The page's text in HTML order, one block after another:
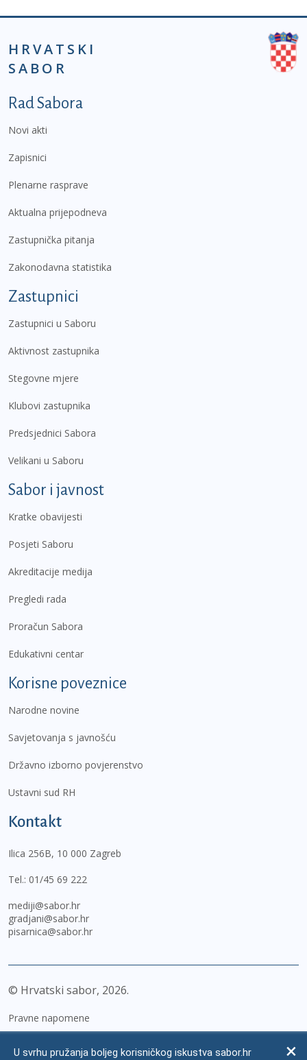
HRVATSKI
SABOR
Podnožje prvi izbornik
Rad Sabora
Novi akti
Zapisnici
Plenarne rasprave
Aktualna prijepodneva
Zastupnička pitanja
Zakonodavna statistika
Zastupnici
Zastupnici u Saboru
Aktivnost zastupnika
Stegovne mjere
Klubovi zastupnika
Predsjednici Sabora
Velikani u Saboru
Sabor i javnost
Kratke obavijesti
Posjeti Saboru
Akreditacije medija
Pregledi rada
Proračun Sabora
Edukativni centar
Korisne poveznice
Narodne novine
Savjetovanja s javnošću
Državno izborno povjerenstvo
Ustavni sud RH
Kontakt
Ilica 256B, 10 000 Zagreb
Tel.: 01/45 69 222
mediji@sabor.hr
gradjani@sabor.hr
pisarnica@sabor.hr
© Hrvatski sabor, 2026
Pravne napomene
U svrhu pružanja boljeg korisničkog iskustva sabor.hr